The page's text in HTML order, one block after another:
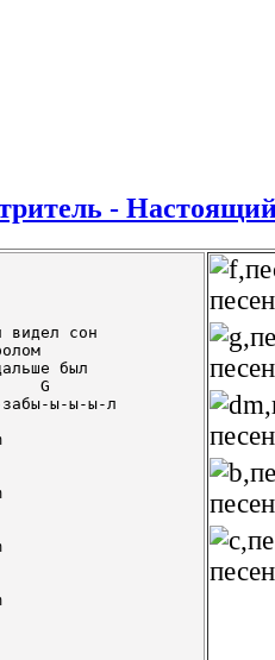
-
сон
был
G
ы-ы-ы-л